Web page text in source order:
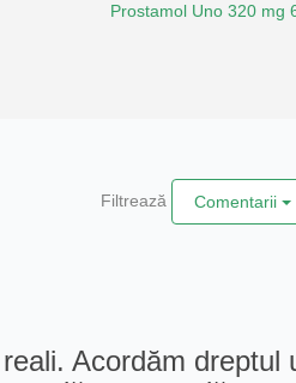
Prostamol Uno 320 mg
Filtrează Comentarii
Acordăm dreptul